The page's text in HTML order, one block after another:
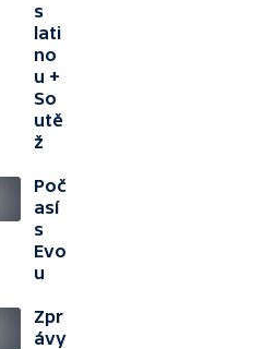
s
lati
no
u +
So
utě
ž
Poč
así
s
Evo
u
Zpr
ávy